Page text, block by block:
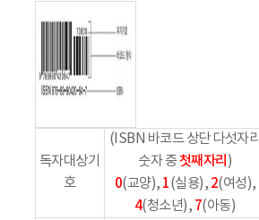
독자대상기
호
(ISBN 바코드 상단 다섯자리
숫자 중첫째자리 )
0(교양), 1(실용), 2(여성),
4(청소년), 7(아동)